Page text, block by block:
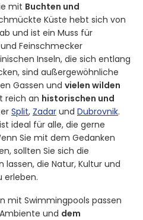
mit Buchten und
Küste hebt sich von
und ist ein Muss für
Feinschmecker
Inseln, die sich entlang
sind außergewöhnliche
Gassen und vielen wilden
reich an historischen und
Split, Zadar und Dubrovnik.
ideal für alle, die gerne
Sie mit dem Gedanken
sollten Sie sich die
die Natur, Kultur und
erleben.
mit Swimmingpools passen
und dem